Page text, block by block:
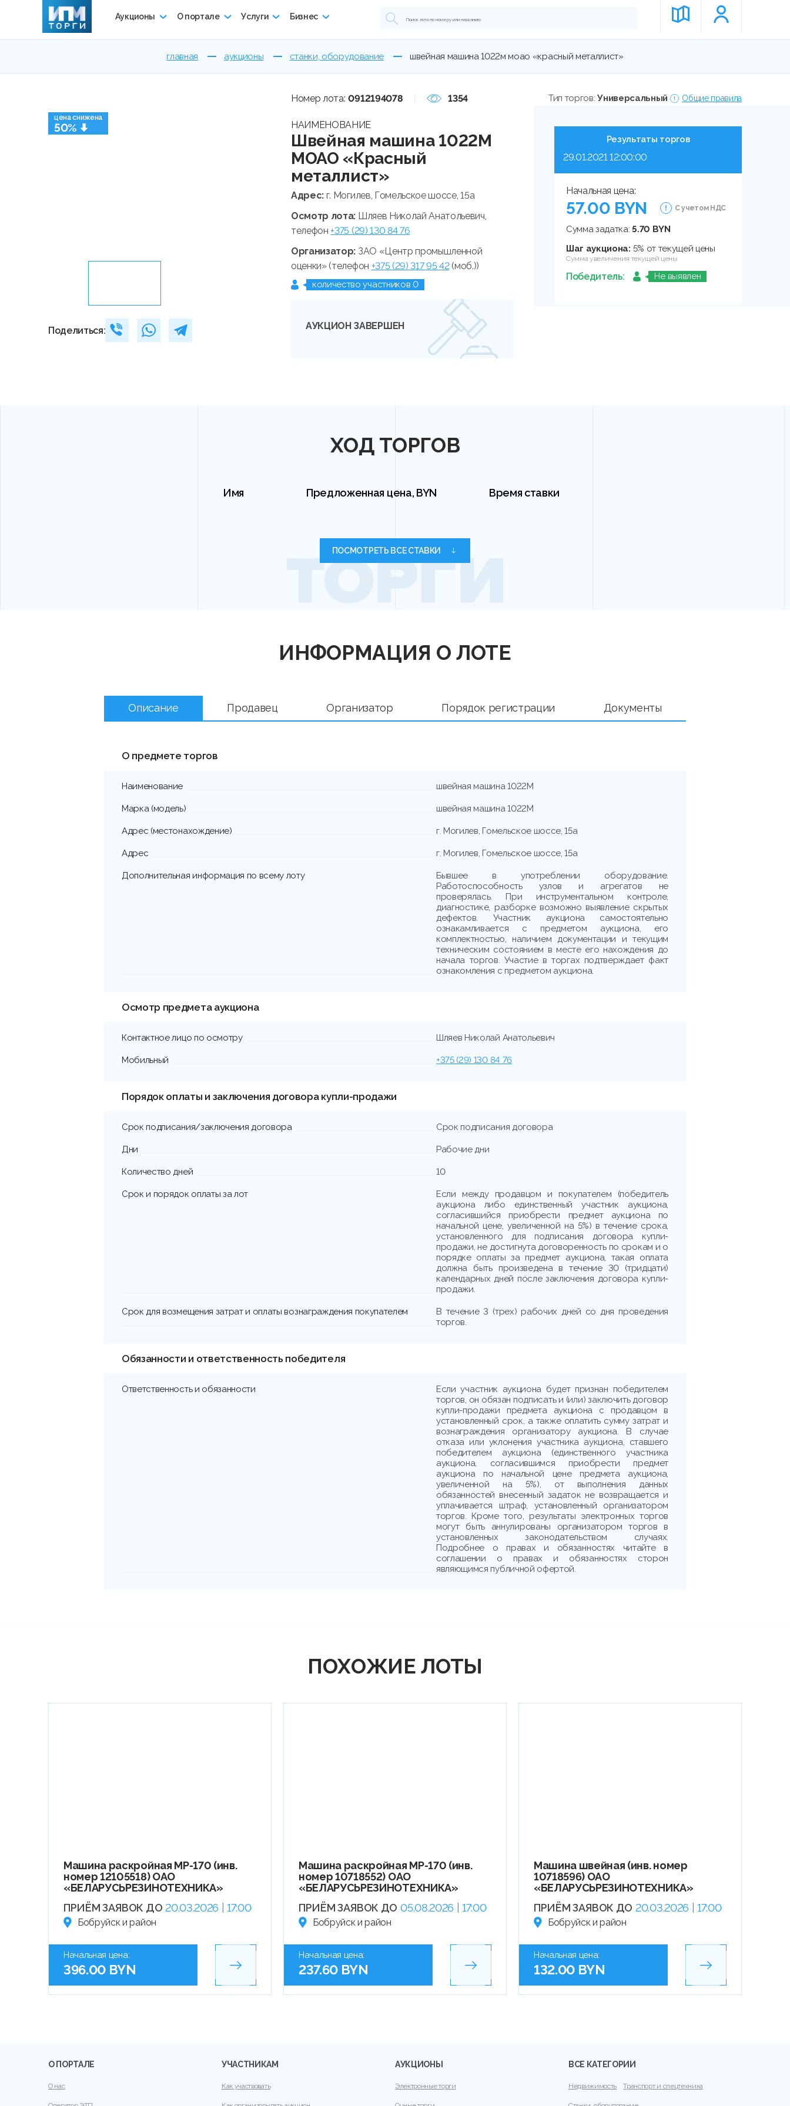
Аукционы О портале Услуги Бизнес
главная аукционы станки, оборудование швейная машина 1022м моао «красный металлист»
цена снижена
50%
Поделиться:
Номер лота: 0912194078 1354
НАИМЕНОВАНИЕ
Швейная машина 1022М
МОАО «Красный
металлист»
Адрес: г. Могилев, Гомельское шоссе, 15а
Осмотр лота: Шляев Николай Анатольевич,
телефон+375 (29) 130 84 76
Организатор: ЗАО «Центр промышленной
оценки» (телефон +375 (29) 317 95 42(моб.))
количество участников 0
АУКЦИОН ЗАВЕРШЕН
Тип торгов:Универсальный Общие правила
Результаты торгов
29.01.2021 12:00:00
Начальная цена:
57.00 BYN С учетом НДС
Сумма задатка:5.70 BYN
Шаг аукциона: 5% от текущей цены
Сумма увеличения текущей цены
Победитель: Не выявлен
ХОД ТОРГОВ
Имя Предложенная цена, BYN Время ставки
ПОСМОТРЕТЬ ВСЕ СТАВКИ
ИНФОРМАЦИЯ О ЛОТЕ
Описание Продавец Организатор Порядок регистрации Документы
О предмете торгов
Наименование швейная машина 1022М
Марка (модель) швейная машина 1022М
Адрес (местонахождение) г. Могилев, Гомельское шоссе, 15а
Адрес г. Могилев, Гомельское шоссе, 15а
Дополнительная информация по всему лоту
Бывшее в употреблении оборудование.
Работоспособность узлов и агрегатов не
проверялась. При инструментальном контроле,
диагностике, разборке возможно выявление скрытых
дефектов. Участник аукциона самостоятельно
ознакамливается с предметом аукциона, его
комплектностью, наличием документации и текущим
техническим состоянием в месте его нахождения до
начала торгов. Участие в торгах подтверждает факт
ознакомления с предметом аукциона.
Осмотр предмета аукциона
Контактное лицо по осмотру Шляев Николай Анатольевич
Мобильный +375 (29) 130 84 76
Порядок оплаты и заключения договора купли-продажи
Срок подписания/заключения договора Срок подписания договора
Дни Рабочие дни
Количество дней 10
Срок и порядок оплаты за лот
Если между продавцом и покупателем (победитель
аукциона либо единственный участник аукциона,
согласившийся приобрести предмет аукциона по
начальной цене, увеличенной на 5%) в течение срока,
установленного для подписания договора купли-
продажи, не достигнута договоренность по срокам и о
порядке оплаты за предмет аукциона, такая оплата
должна быть произведена в течение 30 (тридцати)
календарных дней после заключения договора купли-
продажи.
Срок для возмещения затрат и оплаты вознаграждения покупателем
В течение 3 (трех) рабочих дней со дня проведения
торгов.
Обязанности и ответственность победителя
Ответственность и обязанности
Если участник аукциона будет признан победителем
торгов, он обязан подписать и (или) заключить договор
купли-продажи предмета аукциона с продавцом в
установленный срок, а также оплатить сумму затрат и
вознаграждения организатору аукциона. В случае
отказа или уклонения участника аукциона, ставшего
победителем аукциона (единственного участника
аукциона, согласившимся приобрести предмет
аукциона по начальной цене предмета аукциона,
увеличенной на 5%), от выполнения данных
обязанностей внесенный задаток не возвращается и
уплачивается штраф, установленный организатором
торгов. Кроме того, результаты электронных торгов
могут быть аннулированы организатором торгов в
установленных законодательством случаях.
Подробнее о правах и обязанностях читайте в
соглашении о правах и обязанностях сторон
являющимся публичной офертой.
ПОХОЖИЕ ЛОТЫ
Машина раскройная МР-170 (инв.
номер 12105518) ОАО
«БЕЛАРУСЬРЕЗИНОТЕХНИКА»
ПРИЁМ ЗАЯВОК ДО 20.03.2026 | 17:00
Бобруйск и район
Начальная цена:
396.00 BYN
Машина раскройная МР-170 (инв.
номер 10718552) ОАО
«БЕЛАРУСЬРЕЗИНОТЕХНИКА»
ПРИЁМ ЗАЯВОК ДО 05.08.2026 | 17:00
Бобруйск и район
Начальная цена:
237.60 BYN
Машина швейная (инв. номер
10718596) ОАО
«БЕЛАРУСЬРЕЗИНОТЕХНИКА»
ПРИЁМ ЗАЯВОК ДО 20.03.2026 | 17:00
Бобруйск и район
Начальная цена:
132.00 BYN
О ПОРТАЛЕ
О нас
УЧАСТНИКАМ
Как участвовать
АУКЦИОНЫ
Электронные торги
ВСЕ КАТЕГОРИИ
Недвижимость Транспорт и спецтехника